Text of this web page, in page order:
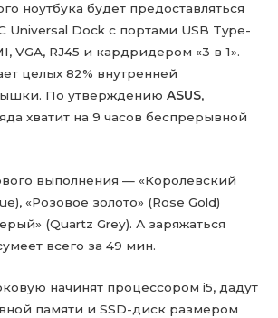
ноутбука будет предоставляться
Universal Dock с портами USB Type-
VGA, RJ45 и кардридером «3 в 1».
целых 82% внутренней
По утверждениюASUS,
хватит на 9 часов беспрерывной
выполнения — «Королевский
«Розовое золото» (Rose Gold)
(Quartz Grey). А заряжаться
всего за 49 мин.
начинят процессором i5, дадут
памяти и SSD-диск размером